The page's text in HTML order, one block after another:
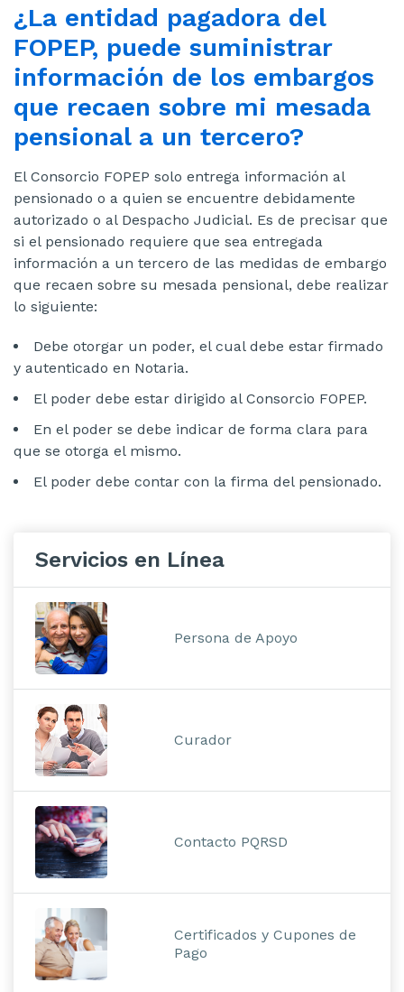
sitio
Servicios en Línea
Persona de Apoyo
Curador
Contacto PQRSD
Certificados y Cupones de
Pago
¿La entidad pagadora del
FOPEP, puede suministrar
información de los embargos
que recaen sobre mi mesada
pensional a un tercero?
El Consorcio FOPEP solo entrega información al
pensionado o a quien se encuentre debidamente
autorizado o al Despacho Judicial. Es de precisar que
si el pensionado requiere que sea entregada
información a un tercero de las medidas de embargo
que recaen sobre su mesada pensional, debe realizar
lo siguiente:
Debe otorgar un poder, el cual debe estar firmado
y autenticado en Notaria.
El poder debe estar dirigido al Consorcio FOPEP.
En el poder se debe indicar de forma clara para
que se otorga el mismo.
El poder debe contar con la firma del pensionado.